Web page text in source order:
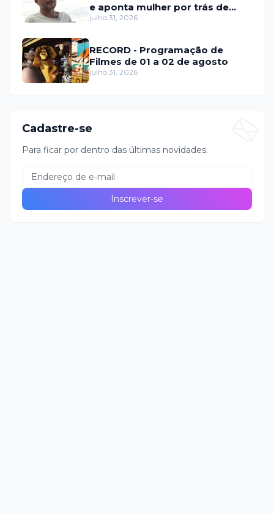
e aponta mulher por trás de
fraude internacional
julho 31, 2026
RECORD - Programação de
Filmes de 01 a 02 de agosto
julho 31, 2026
Cadastre-se
Para ficar por dentro das últimas novidades.